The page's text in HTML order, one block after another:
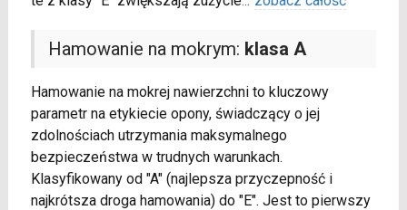
Hamowanie na mokrym: klasa A
Hamowanie na mokrej nawierzchni to kluczowy
parametr na etykiecie opony, świadczący o jej
zdolnościach utrzymania maksymalnego
bezpieczeństwa w trudnych warunkach.
Klasyfikowany od "A" (najlepsza przyczepność i
najkrótsza droga hamowania) do "E". Jest to pierwszy